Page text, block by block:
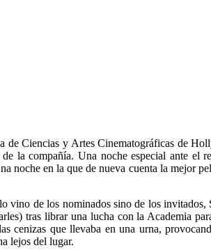
de Ciencias y Artes Cinematográficas de
la compañía. Una noche especial ante el
noche en la que de nueva cuenta la mejor
vino de los nominados sino de los
tras librar una lucha con la Academia
cenizas que llevaba en una urna,
lejos del lugar.